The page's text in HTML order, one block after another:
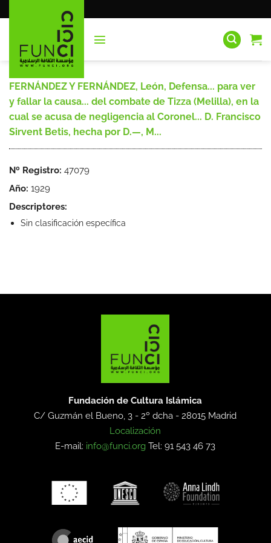
al
FERNÁNDEZ Y FERNÁNDEZ, León, Defensa... para ver
y fallar la causa... del combate de Tizza (Melilla), en la
cual se acusa de negligencia al Coronel... D. Francisco
Sirvent Betis, hecha por D.—, M...
Nº Registro: 47079
Año: 1929
Descriptores:
Sin clasificación específica
Fundación de Cultura Islámica
C/ Guzmán el Bueno, 3 - 2º dcha -28015 Madrid
Localización
E-mail: info@funci.org Tel: 91 543 46 73